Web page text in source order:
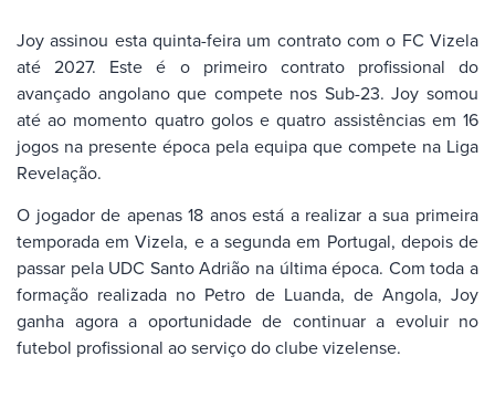
Joy assinou esta quinta-feira um contrato com o FC Vizela
até 2027. Este é o primeiro contrato profissional do
avançado angolano que compete nos Sub-23. Joy somou
até ao momento quatro golos e quatro assistências em 16
jogos na presente época pela equipa que compete na Liga
Revelação.
O jogador de apenas 18 anos está a realizar a sua primeira
temporada em Vizela, e a segunda em Portugal, depois de
passar pela UDC Santo Adrião na última época. Com toda a
formação realizada no Petro de Luanda, de Angola, Joy
ganha agora a oportunidade de continuar a evoluir no
futebol profissional ao serviço do clube vizelense.